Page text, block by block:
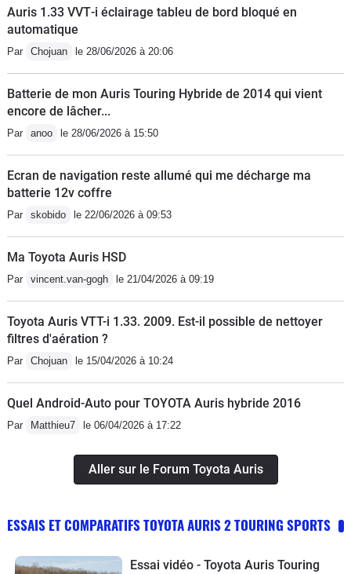
Auris 1.33 VVT‑i éclairage tableu de bord bloqué en
automatique
Par Chojuan le 28/06/2026 à 20:06
Batterie de mon Auris Touring Hybride de 2014 qui vient
encore de lâcher...
Par anoo le 28/06/2026 à 15:50
Ecran de navigation reste allumé qui me décharge ma
batterie 12v coffre
Par skobido le 22/06/2026 à 09:53
Ma Toyota Auris HSD
Par vincent.van-gogh le 21/04/2026 à 09:19
Toyota Auris VTT-i 1.33. 2009. Est-il possible de nettoyer
filtres d'aération ?
Par Chojuan le 15/04/2026 à 10:24
Quel Android-Auto pour TOYOTA Auris hybride 2016
Par Matthieu7 le 06/04/2026 à 17:22
Aller sur le Forum Toyota Auris
ESSAIS ET COMPARATIFS TOYOTA AURIS 2 TOURING SPORTS
Essai vidéo - Toyota Auris Touring